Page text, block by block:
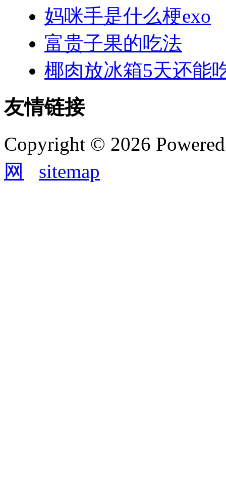
妈咪手是什么梗exo
富贵子果的吃法
椰肉放冰箱5天还能
友情链接
Copyright © 2026
网
sitemap